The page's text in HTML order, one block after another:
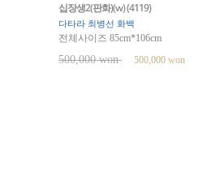
십장생2(판화)(w) (4119)
다타라 최병선 화백
전체사이즈 85cm*106cm
500,000 won 500,000 won